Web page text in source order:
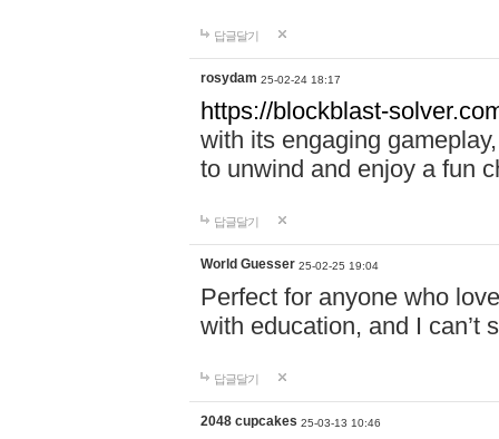
답글달기
rosydam 25-02-24 18:17
https://blockblast-
with its engaging
to unwind and enjoy a fun
답글달기
World Guesser 25-02-25 19:04
Perfect for anyone who
with education, and I can’t
답글달기
2048 cupcakes 25-03-13 10:46